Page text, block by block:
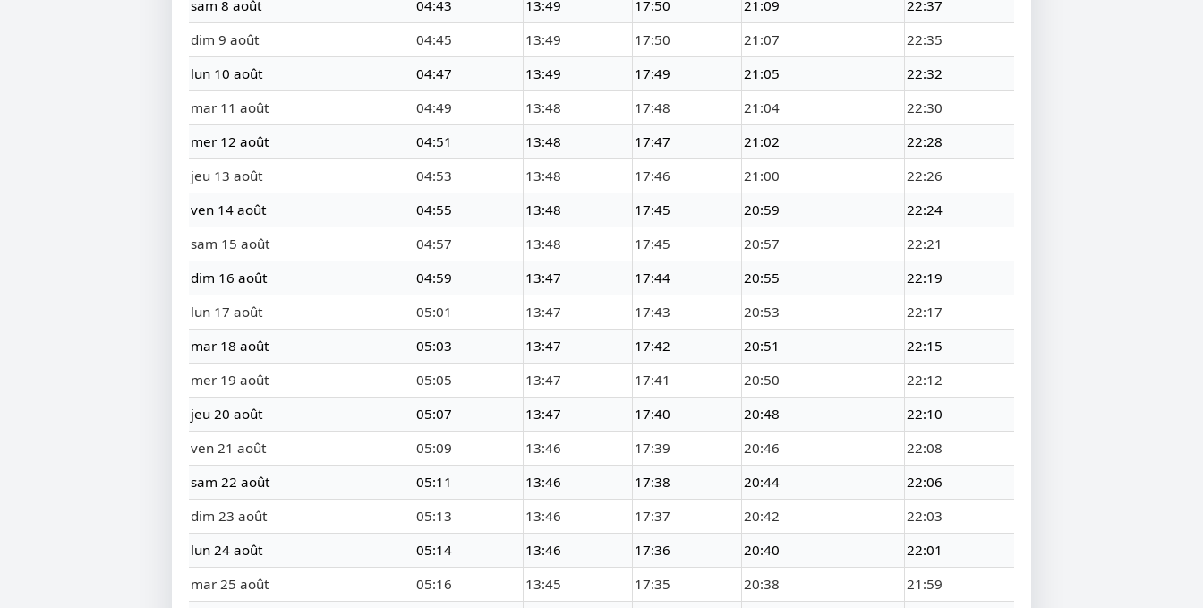
sam 8 août
04:43 13:49 17:50 21:09
22:37
dim 9 août
04:45 13:49 17:50 21:07
22:35
lun 10 août
04:47 13:49 17:49 21:05
22:32
mar 11 août
04:49 13:48 17:48 21:04
22:30
mer 12 août
04:51 13:48 17:47 21:02
22:28
jeu 13 août
04:53 13:48 17:46 21:00
22:26
ven 14 août
04:55 13:48 17:45 20:59
22:24
sam 15 août
04:57 13:48 17:45 20:57
22:21
dim 16 août
04:59 13:47 17:44 20:55
22:19
lun 17 août
05:01 13:47 17:43 20:53
22:17
mar 18 août
05:03 13:47 17:42 20:51
22:15
mer 19 août
05:05 13:47 17:41 20:50
22:12
jeu 20 août
05:07 13:47 17:40 20:48
22:10
ven 21 août
05:09 13:46 17:39 20:46
22:08
sam 22 août
05:11 13:46 17:38 20:44
22:06
dim 23 août
05:13 13:46 17:37 20:42
22:03
lun 24 août
05:14 13:46 17:36 20:40
22:01
mar 25 août
05:16 13:45 17:35 20:38
21:59